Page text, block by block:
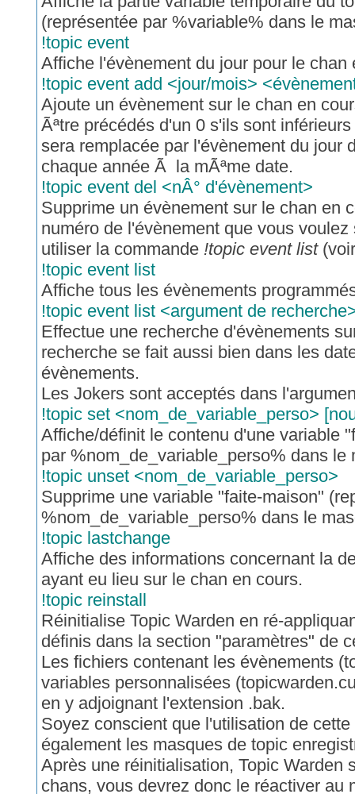
(représentée par %variable% dans le
!topic event
Affiche l'évènement du jour pour le chan
!topic event add <jour/mois>
Ajoute un évènement sur le chan en
Ãªtre précédés d'un 0 s'ils sont
sera remplacée par l'évènement du jour
chaque année Ã la mÃªme date.
!topic event del <nÂ° d'évènement>
Supprime un évènement sur le chan en
numéro de l'évènement que vous
utiliser la commande !topic event list
!topic event list
Affiche tous les évènements
!topic event list <argument de
Effectue une recherche d'évènements
recherche se fait aussi bien dans les
évènements.
Les Jokers sont acceptés dans
!topic set <nom_de_variable_perso>
Affiche/définit le contenu d'une variable
par %nom_de_variable_perso% dans le
!topic unset <nom_de_variable_perso>
Supprime une variable "faite-maison"
%nom_de_variable_perso% dans le
!topic lastchange
Affiche des informations concernant la
ayant eu lieu sur le chan en cours.
!topic reinstall
Réinitialise Topic Warden en ré-
définis dans la section "paramètres" de
Les fichiers contenant les évènements
variables personnalisées
en y adjoignant l'extension .bak.
Soyez conscient que l'utilisation de
également les masques de topic
Après une réinitialisation, Topic Warden
chans, vous devrez donc le réactiver au